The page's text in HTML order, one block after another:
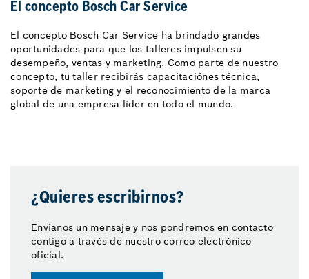
El concepto Bosch Car Service
El concepto Bosch Car Service ha brindado grandes
oportunidades para que los talleres impulsen su
desempeño, ventas y marketing. Como parte de nuestro
concepto, tu taller recibirás capacitaciónes técnica,
soporte de marketing y el reconocimiento de la marca
global de una empresa líder en todo el mundo.
¿Quieres escribirnos?
Envianos un mensaje y nos pondremos en contacto
contigo a través de nuestro correo electrónico
oficial.